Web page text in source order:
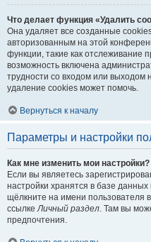
Что делает функция «Удалить
Она удаляет все созданные
авторизованным на этой
функции, такие как отслеживание
возможность включена
трудности со входом или выходом
удаление cookies может помочь.
Вернуться к началу
Параметры и настройки
Как мне изменить мои настройки?
Если вы являетесь
настройки хранятся в базе
щёлкните на имени пользователя
ссылке Личный раздел . Там вы
предпочтения.